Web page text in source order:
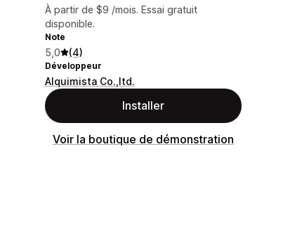
À partir de $9 /mois. Essai gratuit
disponible.
Note
5,0 (4)
Développeur
Alquimista Co.,ltd.
Installer
Voir la boutique de démonstration